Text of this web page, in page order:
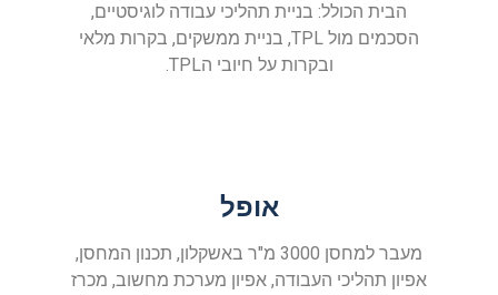
הבית הכולל: בניית תהליכי עבודה לוגיסטיים,
הסכמים מול TPL, בניית ממשקים, בקרות מלאי
ובקרות על חיובי הTPL.
אופל
מעבר למחסן 3000 מ"ר באשקלון, תכנון המחסן,
אפיון תהליכי העבודה, אפיון מערכת מחשוב, מכרז